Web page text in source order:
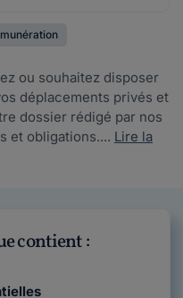
contient :
ou souhaitez disposer
déplacements privés et
dossier rédigé par nos
et obligations.... Lire la